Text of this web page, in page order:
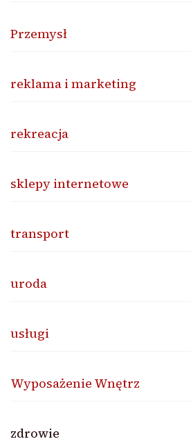
Przemysł
reklama i marketing
rekreacja
sklepy internetowe
transport
uroda
usługi
Wyposażenie Wnętrz
zdrowie